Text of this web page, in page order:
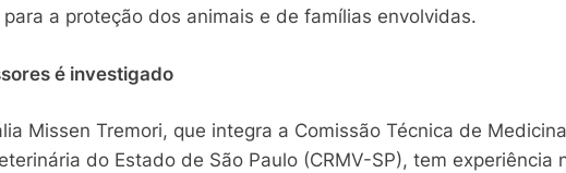
a proteção dos animais e de famílias envolvidas.
é investigado
Missen Tremori, que integra a Comissão Técnica de
do Estado de São Paulo (CRMV-SP), tem